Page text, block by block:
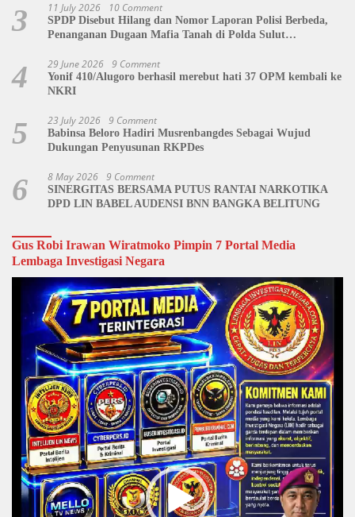
3 11 July 2026 10 Comment
SPDP Disebut Hilang dan Nomor Laporan Polisi Berbeda,
Penanganan Dugaan Mafia Tanah di Polda Sulut
4 29 June 2026 9 Comment
Yonif 410/Alugoro berhasil merebut hati 37 OPM kembali ke
NKRI
5 23 July 2026 9 Comment
Babinsa Beloro Hadiri Musrenbangdes Sebagai Wujud
Dukungan Penyusunan RKPDes
6 8 May 2026 9 Comment
SINERGITAS BERSAMA PUTUS RANTAI NARKOTIKA
DPD LIN BABEL AUDENSI BNN BANGKA BELITUNG
Gus Robi Irawan Wiratmoko Pimpin 7 Portal Media
Lembaga Investigasi Negara
Video
Player